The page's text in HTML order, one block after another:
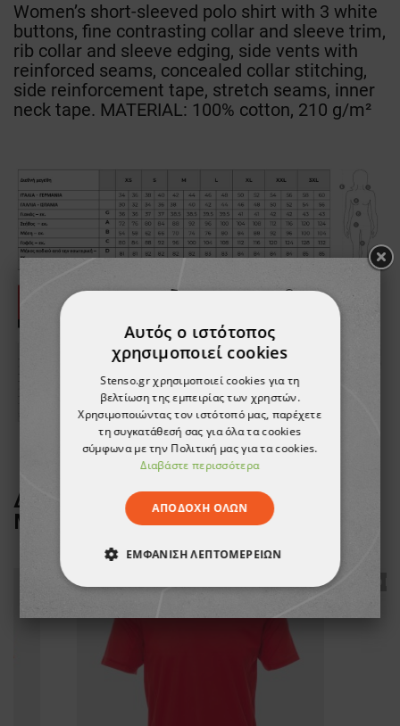
Women’s short-sleeved polo shirt with 3 white
buttons, fine contrasting collar and sleeve trim,
rib collar and sleeve edging, side vents with
reinforced seams, concealed collar stitching,
side reinforcement tape, stretch seams, inner
neck tape. MATERIAL: 100% cotton, 210 g/m²
ΔΕΙΤΕ ΠΕΡΙΣΣΟΤΕΡΑ ΑΠΟ ΤΗ
ΜΑΡΚΑ
PAYPER
Αυτός ο ιστότοπος
χρησιμοποιεί cookies
Stenso.gr χρησιμοποιεί cookies για τη
βελτίωση της εμπειρίας των χρηστών.
Χρησιμοποιώντας τον ιστότοπό μας, παρέχετε
τη συγκατάθεσή σας για όλα τα cookies
σύμφωνα με την Πολιτική μας για τα cookies.
Διαβάστε περισσότερα
ΑΠΟΔΟΧΉ ΌΛΩΝ
ΕΜΦΆΝΙΣΗ ΛΕΠΤΟΜΕΡΕΙΏΝ
ΑΠΟΛΎΤΩΣ ΑΠΑΡΑΊΤΗΤΑ
ΣΤΌΧΕΥΣΗΣ
ΛΕΙΤΟΥΡΓΙΚΌΤΗΤΑΣ